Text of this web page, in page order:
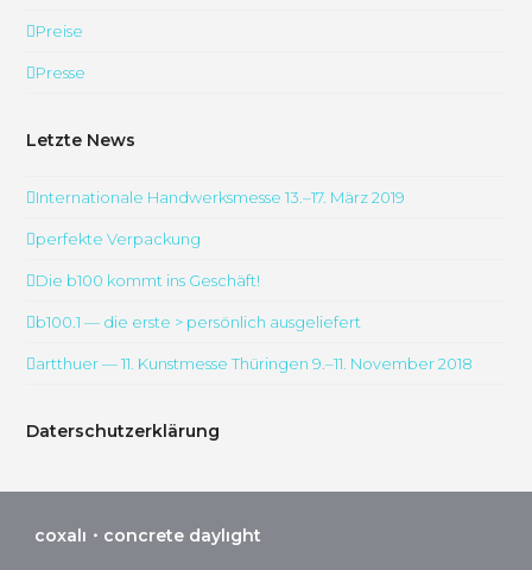
Preise
Presse
Letzte News
Internationale Handwerksmesse 13.–17. März 2019
perfekte Verpackung
Die b100 kommt ins Geschäft!
b100.1 — die erste > persönlich ausgeliefert
artthuer — 11. Kunstmesse Thüringen 9.–11. November 2018
Daterschutzerklärung
coxalı・concrete daylıght